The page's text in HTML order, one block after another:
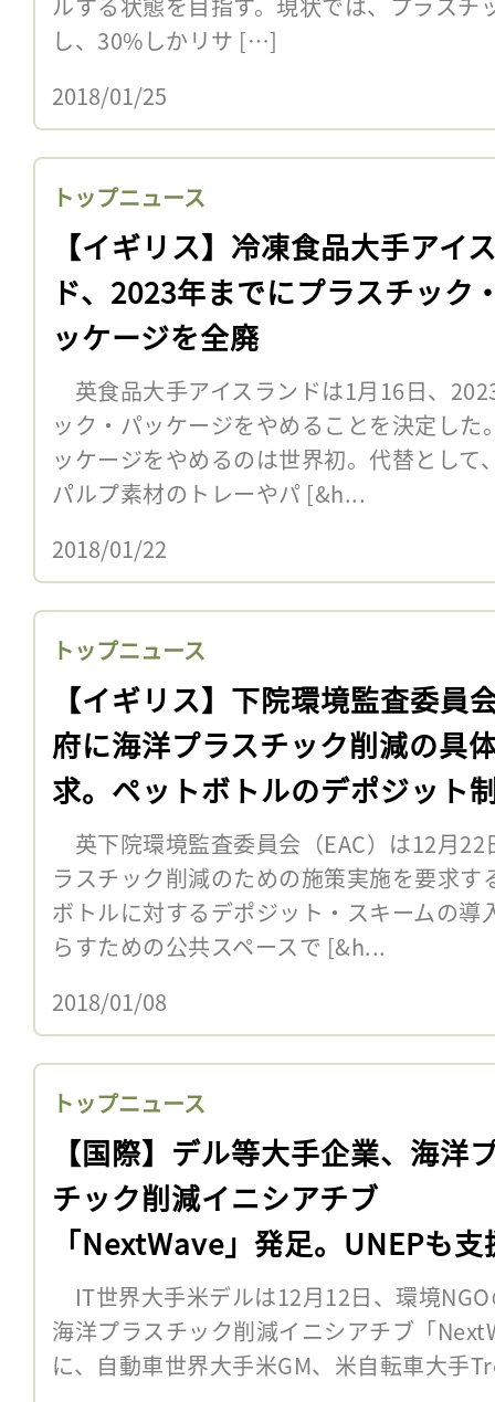
し、30%しかリサ […]
2018/01/25
トップニュース
【イギリス】冷凍食品大手アイ
ド、2023年までにプラスチック
ッケージを全廃
英食品大手アイスランドは1月16日、
ック・パッケージをやめることを決定し
ッケージをやめるのは世界初。代替として
パルプ素材のトレーやパ [&h...
2018/01/22
トップニュース
【イギリス】下院環境監査委員
府に海洋プラスチック削減の具
求。ペットボトルのデポジット
英下院環境監査委員会（EAC）は12月
ラスチック削減のための施策実施を要求
ボトルに対するデポジット・スキームの導
らすための公共スペースで [&h...
2018/01/08
トップニュース
【国際】デル等大手企業、海洋
チック削減イニシアチブ
「NextWave」発足。UNEPも支
IT世界大手米デルは12月12日、環境
海洋プラスチック削減イニシアチブ「
に、自動車世界大手米GM、米自転車大